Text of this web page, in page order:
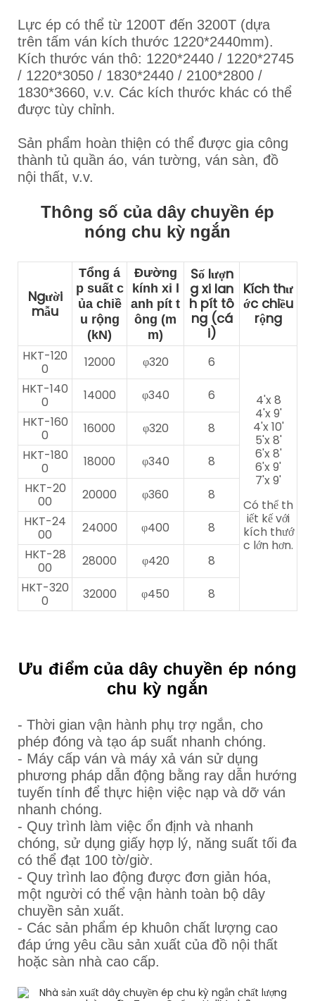
Lực ép có thể từ 1200T đến 3200T (dựa
trên tấm ván kích thước 1220*2440mm).
Kích thước ván thô: 1220*2440 / 1220*2745
/ 1220*3050 / 1830*2440 / 2100*2800 /
1830*3660, v.v. Các kích thước khác có thể
được tùy chỉnh.
Sản phẩm hoàn thiện có thể được gia công
thành tủ quần áo, ván tường, ván sàn, đồ
nội thất, v.v.
Thông số của dây chuyền ép
nóng chu kỳ ngắn
Người
mẫu
Tổng á
p suất c
ủa chiề
u rộng
(kN)
Đường
kính xi l
anh pít t
ông (m
m)
Số lượn
g xi lan
h pít tô
ng (cá
i)
Kích thư
ớc chiều
rộng
HKT-120
0
12000 φ320 6
4'x 8
4'x 9'
4'x 10'
5'x 8'
6'x 8'
6'x 9'
7'x 9'
Có thể th
iết kế với
kích thướ
c lớn hơn.
HKT-140
0
14000 φ340
6
HKT-160
0
16000 φ320
8
HKT-180
0
18000 φ340
8
HKT-20
00
20000 φ360
8
HKT-24
00
24000 φ400
8
HKT-28
00
28000 φ420
8
HKT-320
0
32000 φ450 8
Ưu điểm của dây chuyền ép nóng
chu kỳ ngắn
- Thời gian vận hành phụ trợ ngắn, cho
phép đóng và tạo áp suất nhanh chóng.
- Máy cấp ván và máy xả ván sử dụng
phương pháp dẫn động bằng ray dẫn hướng
tuyến tính để thực hiện việc nạp và dỡ ván
nhanh chóng.
- Quy trình làm việc ổn định và nhanh
chóng, sử dụng giấy hợp lý, năng suất tối đa
có thể đạt 100 tờ/giờ.
- Quy trình lao động được đơn giản hóa,
một người có thể vận hành toàn bộ dây
chuyền sản xuất.
- Các sản phẩm ép khuôn chất lượng cao
đáp ứng yêu cầu sản xuất của đồ nội thất
hoặc sàn nhà cao cấp.